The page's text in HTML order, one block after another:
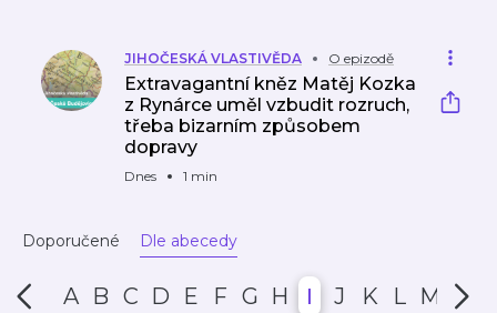
JIHOČESKÁ VLASTIVĚDA O epizodě
Extravagantní kněz Matěj Kozka
z Rynárce uměl vzbudit rozruch,
třeba bizarním způsobem
dopravy
Dnes 1 min
Doporučené Dle abecedy
A B C D E F G H I J K L M N